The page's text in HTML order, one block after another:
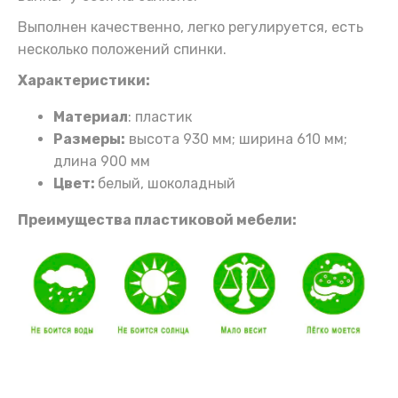
Выполнен качественно, легко регулируется, есть
несколько положений спинки.
Характеристики:
Материал: пластик
Размеры: высота 930 мм; ширина 610 мм;
длина 900 мм
Цвет: белый, шоколадный
Преимущества пластиковой мебели: